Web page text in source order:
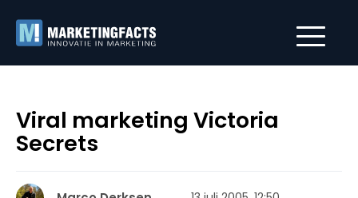
Viral marketing Victoria
Secrets